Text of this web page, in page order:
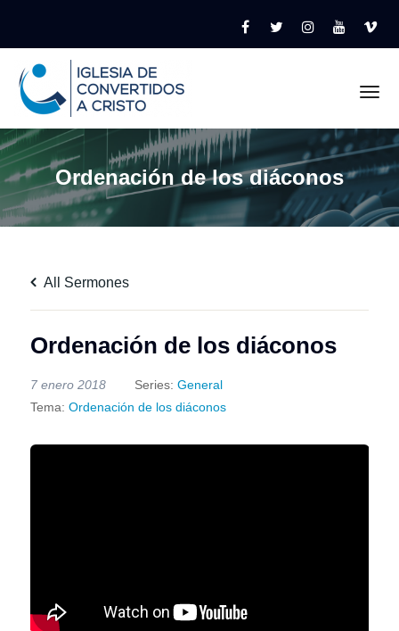
Ordenación de los diáconos
All Sermones
Ordenación de los diáconos
7 enero 2018 Series: General
Tema: Ordenación de los diáconos